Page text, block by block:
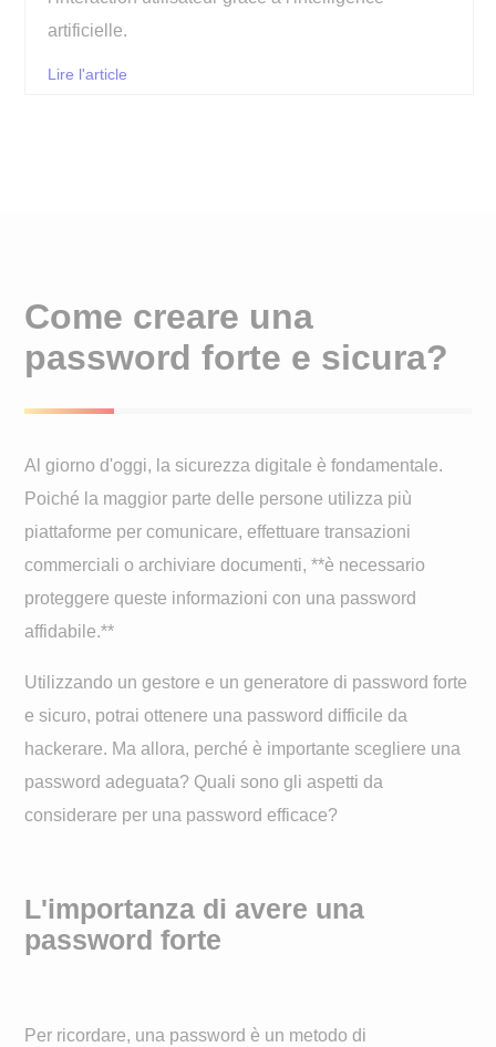
artificielle.
Lire l'article
Come creare una
password forte e sicura?
Al giorno d'oggi, la sicurezza digitale è fondamentale.
Poiché la maggior parte delle persone utilizza più
piattaforme per comunicare, effettuare transazioni
commerciali o archiviare documenti, **è necessario
proteggere queste informazioni con una password
affidabile.**
Utilizzando un gestore e un generatore di password forte
e sicuro, potrai ottenere una password difficile da
hackerare. Ma allora, perché è importante scegliere una
password adeguata? Quali sono gli aspetti da
considerare per una password efficace?
L'importanza di avere una
password forte
Per ricordare, una password è un metodo di